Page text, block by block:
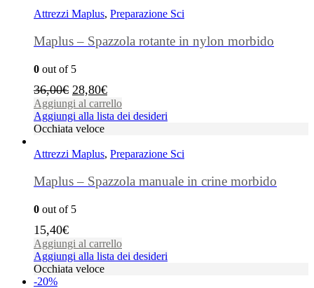
Attrezzi Maplus, Preparazione Sci
Maplus – Spazzola rotante in nylon morbido
0 out of 5
36,00€ 28,80€
Aggiungi al carrello
Aggiungi alla lista dei desideri
Occhiata veloce
Attrezzi Maplus, Preparazione Sci
Maplus – Spazzola manuale in crine morbido
0 out of 5
15,40€
Aggiungi al carrello
Aggiungi alla lista dei desideri
Occhiata veloce
-20%